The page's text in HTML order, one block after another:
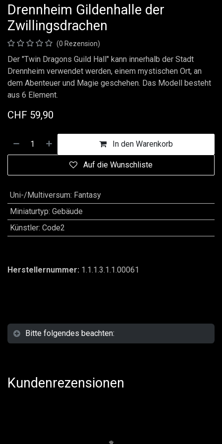
Drennheim Gildenhalle der
Zwillingsdrachen
(0 Rezension)
Der "Twin Dragons Guild Hall" kann innerhalb der Stadt
Drennheim verwendet werden, einem mystischen Ort, an
dem Abenteuer und Magie geschehen. Das Modell besteht
aus 6 Element.
CHF 59,90
In den Warenkorb
Auf die Wunschliste
Uni-/Multiversum: Fantasy
Miniaturtyp: Gebäude
Künstler: Code2
Herstellernummer: 1.1.1.3.1.1.00061
Bitte folgendes beachten:
Kundenrezensionen